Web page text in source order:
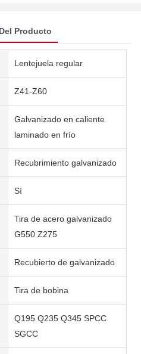
Producto
Lentejuela regular
Z41-Z60
Galvanizado en caliente
laminado en frío
Recubrimiento galvanizado
Sí
Tira de acero galvanizado
G550 Z275
Recubierto de galvanizado
Tira de bobina
Q195 Q235 Q345 SPCC
SGCC